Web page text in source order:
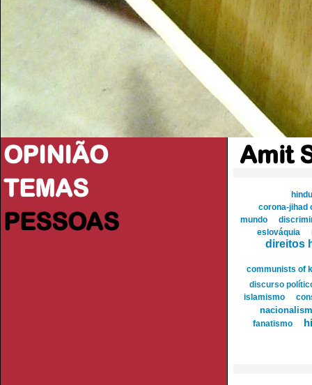
OPINIÃO
TEMAS
PESSOAS
Amit
corona-jihad
mundo
eslováquia
direitos
communists of
discurso
islamismo
fanatismo